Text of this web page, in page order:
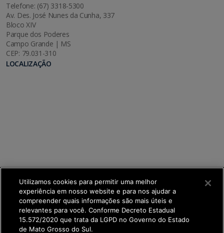
Telefone: (67) 3318-5300
Av. Des. José Nunes da Cunha, 337
Bloco XIV
Parque dos Poderes
Campo Grande | MS
CEP: 79.031-310
LOCALIZAÇÃO
Utilizamos cookies para permitir uma melhor
experiência em nosso website e para nos ajudar a
compreender quais informações são mais úteis e
relevantes para você. Conforme Decreto Estadual
15.572/2020 que trata da LGPD no Governo do Estado
de Mato Grosso do Sul.